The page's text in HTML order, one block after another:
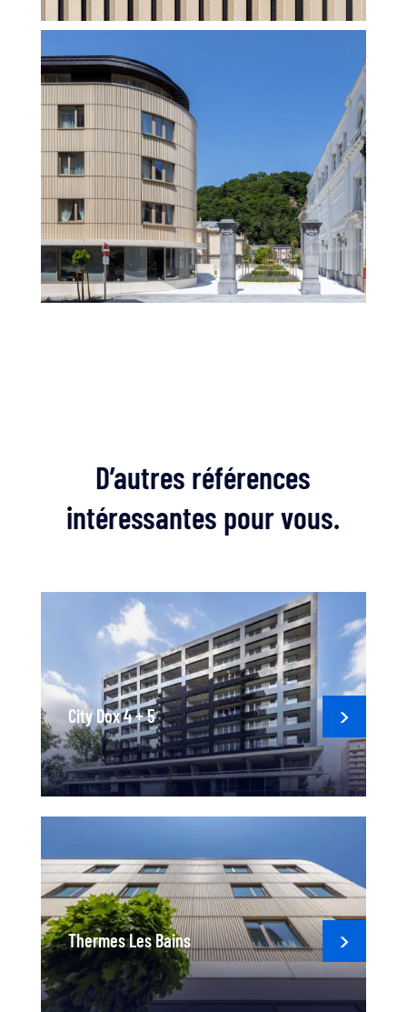
D’autres références
intéressantes pour vous.
City Dox 4 + 5
Thermes Les Bains